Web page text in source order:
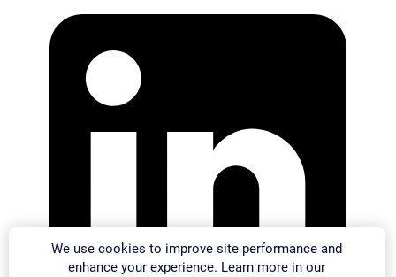
We use cookies to improve site performance and
enhance your experience. Learn more in our